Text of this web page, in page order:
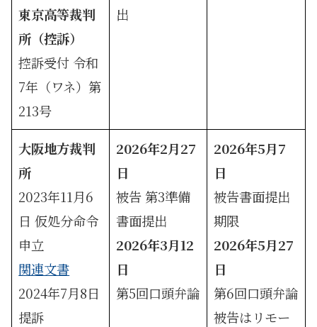
東京高等裁判
所（控訴）
控訴受付 令和
7年（ワネ）第
213号
出
大阪地方裁判
所
2023年11月6
日 仮処分命令
申立
関連文書
2024年7月8日
提訴
2026年2月27
日
被告 第3準備
書面提出
2026年3月12
日
第5回口頭弁論
2026年5月7
日
被告書面提出
期限
2026年5月27
日
第6回口頭弁論
被告はリモー